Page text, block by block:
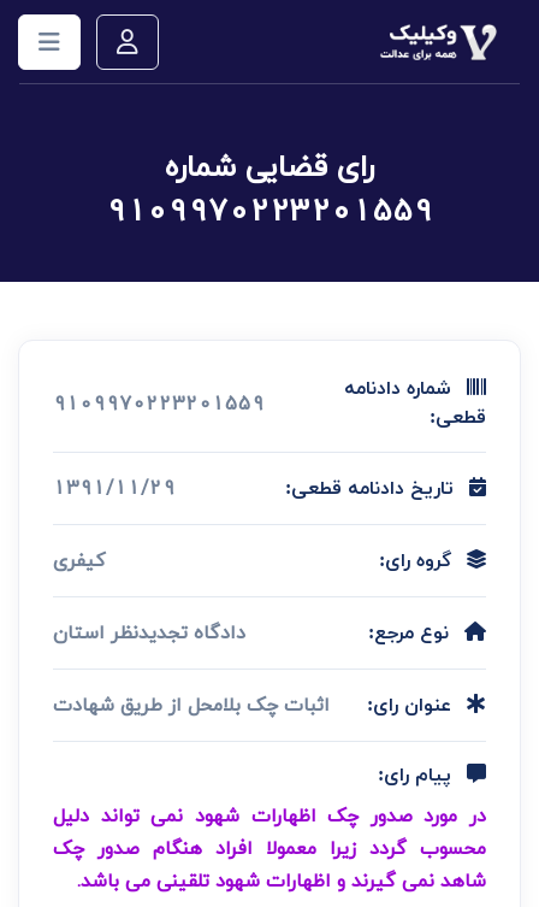
رای قضایی شماره
9109970223201559
شماره دادنامه
قطعی:
9109970223201559
تاریخ دادنامه قطعی: 1391/11/29
گروه رای: کیفری
نوع مرجع: دادگاه تجدیدنظر استان
عنوان رای: اثبات چک بلامحل از طریق شهادت
پیام رای:
در مورد صدور چک اظهارات شهود نمی تواند دلیل
محسوب گردد زیرا معمولا افراد هنگام صدور چک
شاهد نمی گیرند و اظهارات شهود تلقینی می باشد.